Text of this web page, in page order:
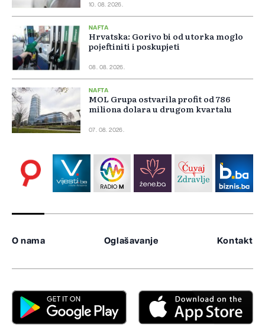
10. 08. 2026.
NAFTA
Hrvatska: Gorivo bi od utorka moglo
pojeftiniti i poskupjeti
08. 08. 2026.
NAFTA
MOL Grupa ostvarila profit od 786
miliona dolara u drugom kvartalu
07. 08. 2026.
O nama Oglašavanje Kontakt